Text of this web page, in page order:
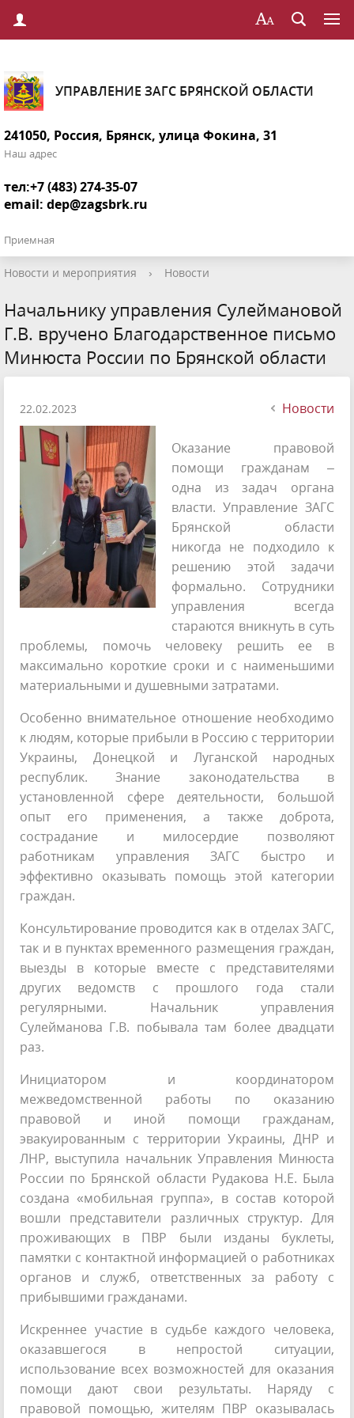
УПРАВЛЕНИЕ ЗАГС БРЯНСКОЙ ОБЛАСТИ
241050, Россия, Брянск, улица Фокина, 31
Наш адрес
тел:+7 (483) 274-35-07
email: dep@zagsbrk.ru
Приемная
Новости и мероприятия › Новости
Начальнику управления Сулеймановой
Г.В. вручено Благодарственное письмо
Минюста России по Брянской области
22.02.2023 Новости
Оказание правовой
помощи гражданам –
одна из задач органа
власти. Управление ЗАГС
Брянской области
никогда не подходило к
решению этой задачи
формально. Сотрудники
управления всегда
стараются вникнуть в суть
проблемы, помочь человеку решить ее в
максимально короткие сроки и с наименьшими
материальными и душевными затратами.
Особенно внимательное отношение необходимо
к людям, которые прибыли в Россию с территории
Украины, Донецкой и Луганской народных
республик. Знание законодательства в
установленной сфере деятельности, большой
опыт его применения, а также доброта,
сострадание и милосердие позволяют
работникам управления ЗАГС быстро и
эффективно оказывать помощь этой категории
граждан.
Консультирование проводится как в отделах ЗАГС,
так и в пунктах временного размещения граждан,
выезды в которые вместе с представителями
других ведомств с прошлого года стали
регулярными. Начальник управления
Сулейманова Г.В. побывала там более двадцати
раз.
Инициатором и координатором
межведомственной работы по оказанию
правовой и иной помощи гражданам,
эвакуированным с территории Украины, ДНР и
ЛНР, выступила начальник Управления Минюста
России по Брянской области Рудакова Н.Е. Была
создана «мобильная группа», в состав которой
вошли представители различных структур. Для
проживающих в ПВР были изданы буклеты,
памятки с контактной информацией о работниках
органов и служб, ответственных за работу с
прибывшими гражданами.
Искреннее участие в судьбе каждого человека,
оказавшегося в непростой ситуации,
использование всех возможностей для оказания
помощи дают свои результаты. Наряду с
правовой помощью, жителям ПВР оказывалась